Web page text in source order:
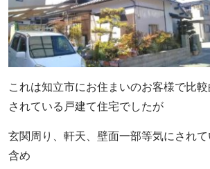
これは知立市にお住まいのお客様で比
されている戸建て住宅でしたが
玄関周り、軒天、壁面一部等気にされ
含め